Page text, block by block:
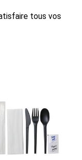
tous vos